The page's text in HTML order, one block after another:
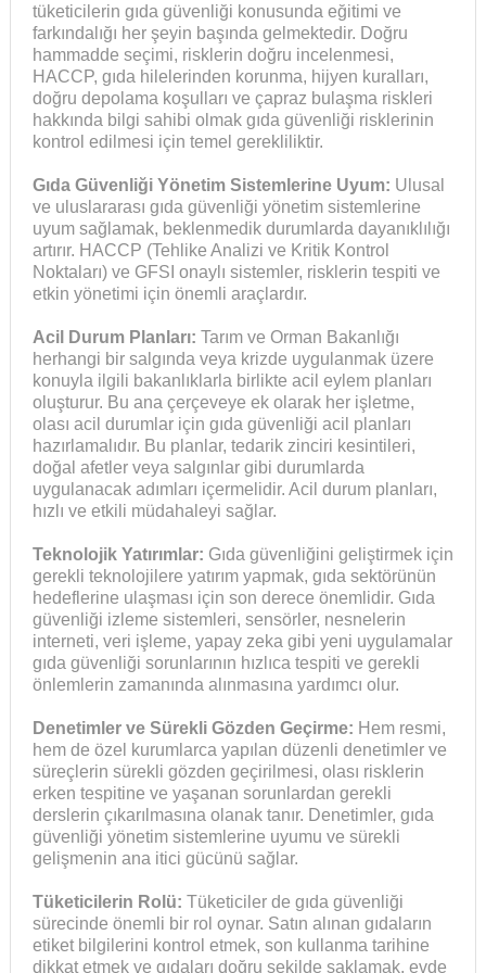
tüketicilerin gıda güvenliği konusunda eğitimi ve
farkındalığı her şeyin başında gelmektedir. Doğru
hammadde seçimi, risklerin doğru incelenmesi,
HACCP, gıda hilelerinden korunma, hijyen kuralları,
doğru depolama koşulları ve çapraz bulaşma riskleri
hakkında bilgi sahibi olmak gıda güvenliği risklerinin
kontrol edilmesi için temel gerekliliktir.
Gıda Güvenliği Yönetim Sistemlerine Uyum: Ulusal
ve uluslararası gıda güvenliği yönetim sistemlerine
uyum sağlamak, beklenmedik durumlarda dayanıklılığı
artırır. HACCP (Tehlike Analizi ve Kritik Kontrol
Noktaları) ve GFSI onaylı sistemler, risklerin tespiti ve
etkin yönetimi için önemli araçlardır.
Acil Durum Planları: Tarım ve Orman Bakanlığı
herhangi bir salgında veya krizde uygulanmak üzere
konuyla ilgili bakanlıklarla birlikte acil eylem planları
oluşturur. Bu ana çerçeveye ek olarak her işletme,
olası acil durumlar için gıda güvenliği acil planları
hazırlamalıdır. Bu planlar, tedarik zinciri kesintileri,
doğal afetler veya salgınlar gibi durumlarda
uygulanacak adımları içermelidir. Acil durum planları,
hızlı ve etkili müdahaleyi sağlar.
Teknolojik Yatırımlar: Gıda güvenliğini geliştirmek için
gerekli teknolojilere yatırım yapmak, gıda sektörünün
hedeflerine ulaşması için son derece önemlidir. Gıda
güvenliği izleme sistemleri, sensörler, nesnelerin
interneti, veri işleme, yapay zeka gibi yeni uygulamalar
gıda güvenliği sorunlarının hızlıca tespiti ve gerekli
önlemlerin zamanında alınmasına yardımcı olur.
Denetimler ve Sürekli Gözden Geçirme: Hem resmi,
hem de özel kurumlarca yapılan düzenli denetimler ve
süreçlerin sürekli gözden geçirilmesi, olası risklerin
erken tespitine ve yaşanan sorunlardan gerekli
derslerin çıkarılmasına olanak tanır. Denetimler, gıda
güvenliği yönetim sistemlerine uyumu ve sürekli
gelişmenin ana itici gücünü sağlar.
Tüketicilerin Rolü: Tüketiciler de gıda güvenliği
sürecinde önemli bir rol oynar. Satın alınan gıdaların
etiket bilgilerini kontrol etmek, son kullanma tarihine
dikkat etmek ve gıdaları doğru şekilde saklamak, evde